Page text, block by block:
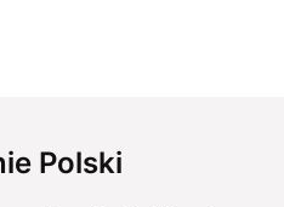
Polski